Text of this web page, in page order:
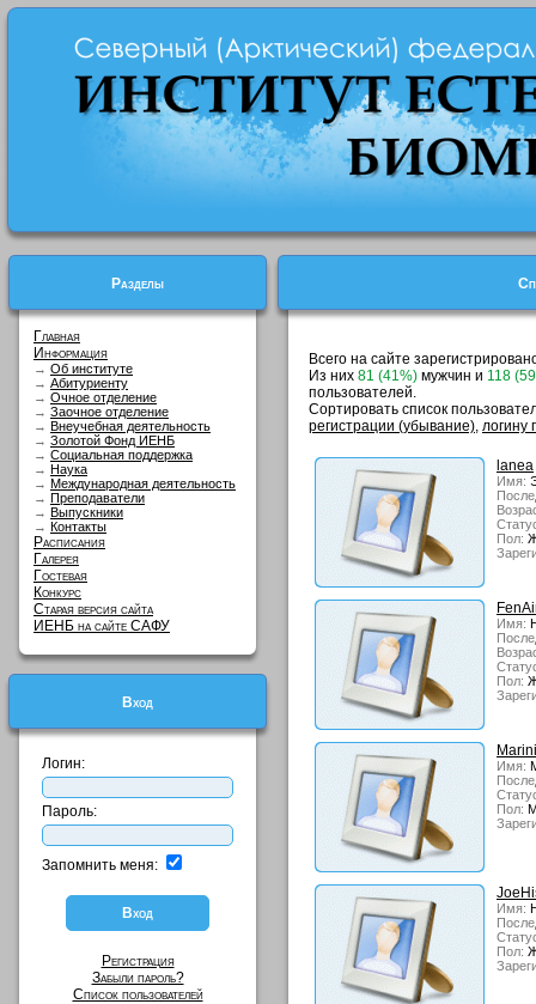
Разделы
Главная
Информация
→ Об институте
→ Абитуриенту
→ Очное отделение
→ Заочное отделение
→ Внеучебная деятельность
→ Золотой Фонд ИЕНБ
→ Социальная поддержка
→ Наука
→ Международная деятельность
→ Преподаватели
→ Выпускники
→ Контакты
Расписания
Галерея
Гостевая
Конкурс
Старая версия сайта
ИЕНБ на сайте САФУ
Вход
Логин:
Пароль:
Запомнить меня:
Регистрация
Забыли пароль?
Список пользователей
Всего на сайте
Из них 81 (41%) мужчин и 118
пользователей.
Сортировать список
регистрации (убывание), логину
lanea
Имя:
Пол:
Имя:
Пол:
Имя:
Пол:
Имя:
Пол: